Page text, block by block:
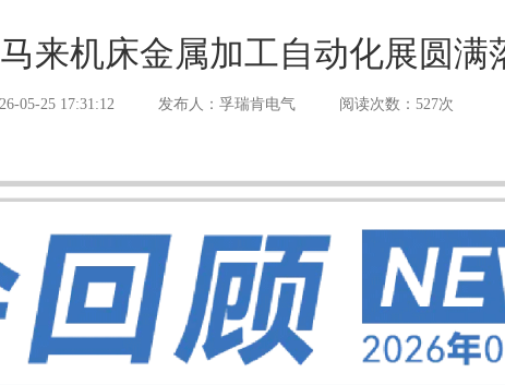
来机床金属加工自动化展圆满
05-25 17:31:12 发布人：孚瑞肯电气 阅读次数：527次